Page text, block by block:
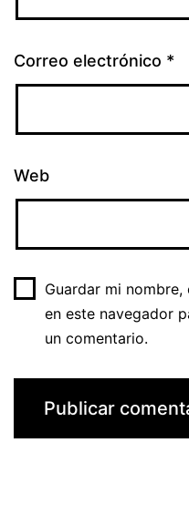
Correo electrónico *
Web
Guardar mi
en este navegador
un comentario.